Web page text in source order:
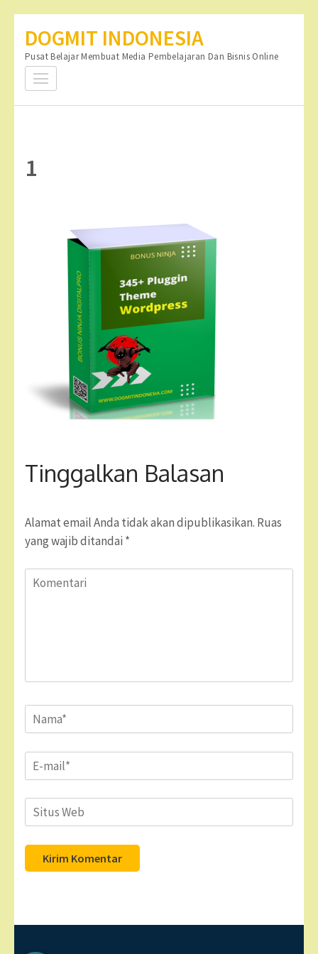
konten
(Tekan
DOGMIT INDONESIA
Pusat Belajar Membuat Media Pembelajaran Dan Bisnis Online
1
Tinggalkan Balasan
Alamat email Anda tidak akan dipublikasikan. Ruas
yang wajib ditandai *
Komentari
Name*
Email*
Situs
Web